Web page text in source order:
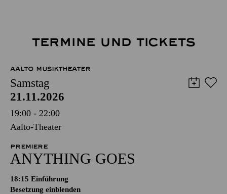
TERMINE UND TICKETS
AALTO MUSIKTHEATER
Samstag
21.11.2026
19:00 - 22:00
Aalto-Theater
PREMIERE
ANYTHING GOES
18:15 Einführung
Besetzung einblenden